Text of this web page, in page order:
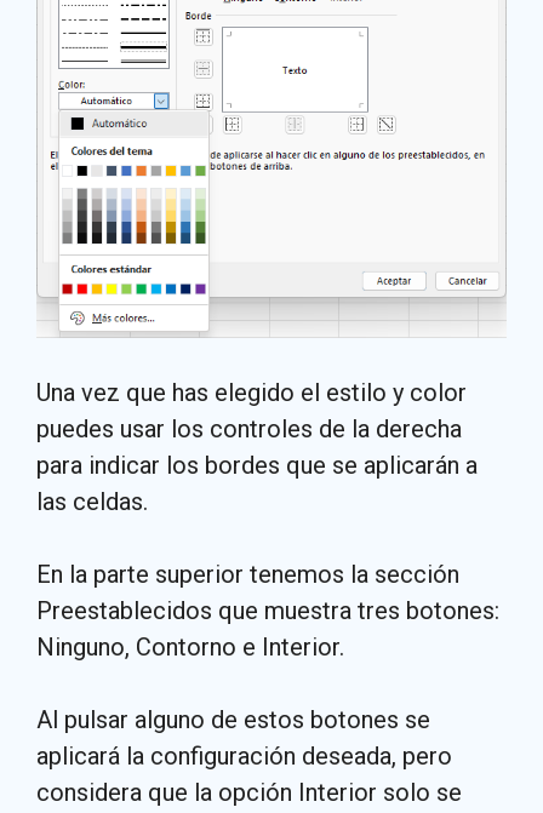
Una vez que has elegido el estilo y color
puedes usar los controles de la derecha
para indicar los bordes que se aplicarán a
las celdas.
En la parte superior tenemos la sección
Preestablecidos que muestra tres botones:
Ninguno, Contorno e Interior.
Al pulsar alguno de estos botones se
aplicará la configuración deseada, pero
considera que la opción Interior solo se